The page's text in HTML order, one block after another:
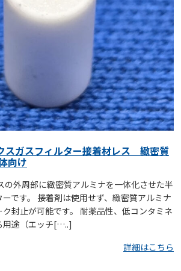
スガスフィルター接着材レス 緻密質
向け
の外周部に緻密質アルミナを一体化させた半
です。 接着剤は使用せず、緻密質アルミナ
封止が可能です。 耐薬品性、低コンタミネ
用途（エッチ[…..]
詳細はこちら